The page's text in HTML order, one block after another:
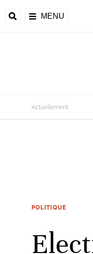
MENU
Actuellement
POLITIQUE